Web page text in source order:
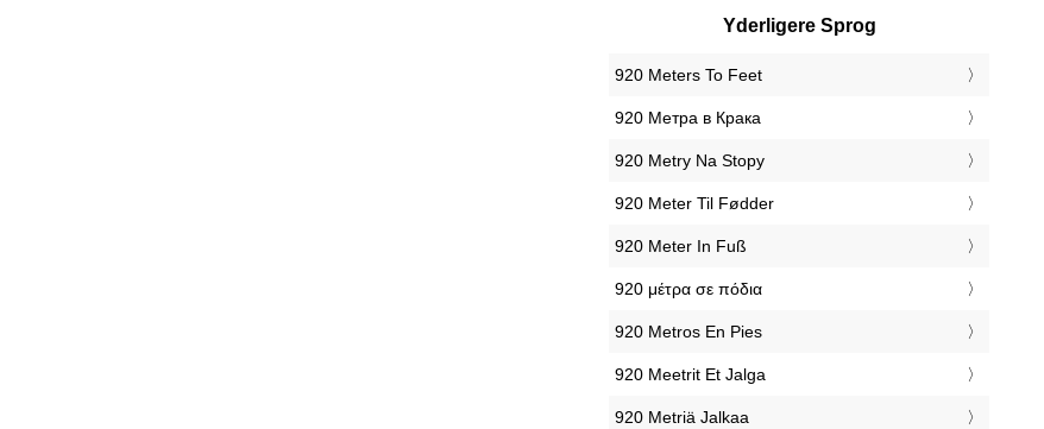
Yderligere Sprog
‎920 Meters To Feet
‎920 Метра в Крака
‎920 Metry Na Stopy
‎920 Meter Til Fødder
‎920 Meter In Fuß
‎920 μέτρα σε πόδια
‎920 Metros En Pies
‎920 Meetrit Et Jalga
‎920 Metriä Jalkaa